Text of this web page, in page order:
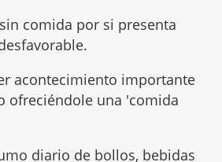
sin comida por si presenta
acontecimiento importante
ofreciéndole una 'comida
diario de bollos, bebidas